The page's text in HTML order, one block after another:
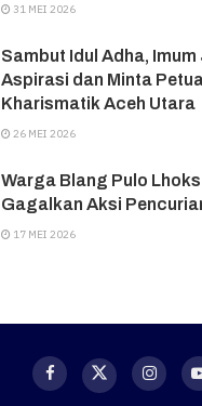
31 MEI 2026
Sambut Idul Adha,
Aspirasi dan Minta
Kharismatik Aceh Utara
26 MEI 2026
Warga Blang Pulo
Gagalkan Aksi
17 MEI 2026